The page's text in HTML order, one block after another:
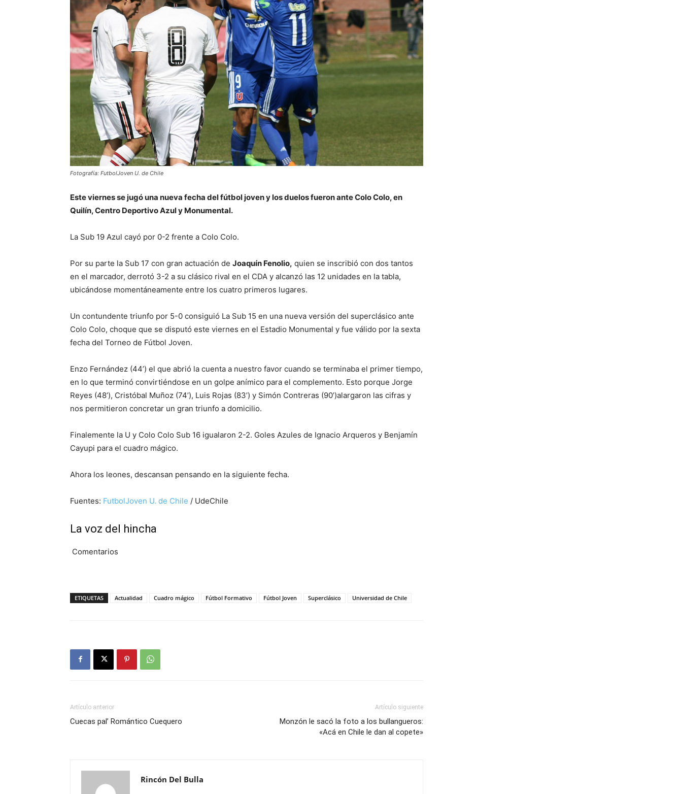
Fotografía: FutbolJoven U. de Chile
Este viernes se jugó una nueva fecha del fútbol joven y los duelos fueron ante Colo Colo, en
Quilín, Centro Deportivo Azul y Monumental.
La Sub 19 Azul cayó por 0-2 frente a Colo Colo.
Por su parte la Sub 17 con gran actuación de Joaquín Fenolio, quien se inscribió con dos tantos
en el marcador, derrotó 3-2 a su clásico rival en el CDA y alcanzó las 12 unidades en la tabla,
ubicándose momentáneamente entre los cuatro primeros lugares.
Un contundente triunfo por 5-0 consiguió La Sub 15 en una nueva versión del superclásico ante
Colo Colo, choque que se disputó este viernes en el Estadio Monumental y fue válido por la sexta
fecha del Torneo de Fútbol Joven.
Enzo Fernández (44’) el que abrió la cuenta a nuestro favor cuando se terminaba el primer tiempo,
en lo que terminó convirtiéndose en un golpe anímico para el complemento. Esto porque Jorge
Reyes (48’), Cristóbal Muñoz (74’), Luis Rojas (83’) y Simón Contreras (90’)alargaron las cifras y
nos permitieron concretar un gran triunfo a domicilio.
Finalemente la U y Colo Colo Sub 16 igualaron 2-2. Goles Azules de Ignacio Arqueros y Benjamín
Cayupi para el cuadro mágico.
Ahora los leones, descansan pensando en la siguiente fecha.
Fuentes: FutbolJoven U. de Chile / UdeChile
La voz del hincha
Comentarios
ETIQUETAS Actualidad Cuadro mágico Fútbol Formativo Fútbol Joven Superclásico Universidad de Chile
Artículo anterior
Cuecas pal’ Romántico Cuequero
Artículo siguiente
Monzón le sacó la foto a los bullangueros:
«Acá en Chile le dan al copete»
Rincón Del Bulla